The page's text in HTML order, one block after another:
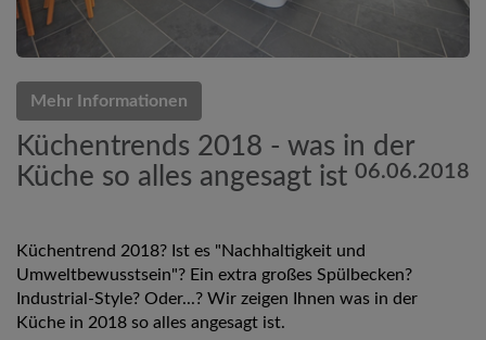
Mehr Informationen
Küchentrends 2018 - was in der
Küche so alles angesagt ist 06.06.2018
Küchentrend 2018? Ist es "Nachhaltigkeit und
Umweltbewusstsein"? Ein extra großes Spülbecken?
Industrial-Style? Oder...? Wir zeigen Ihnen was in der
Küche in 2018 so alles angesagt ist.